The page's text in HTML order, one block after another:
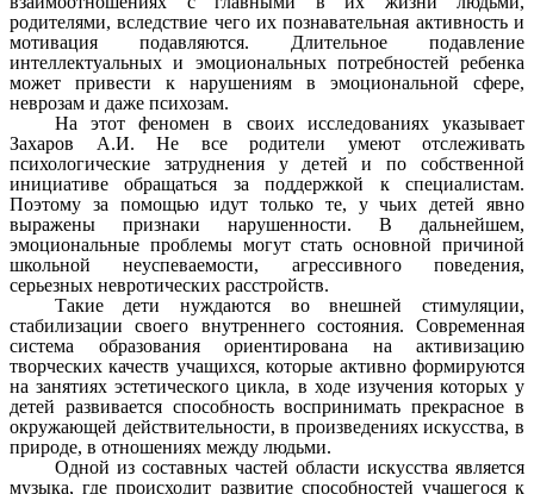
родителями, вследствие чего их познавательная активность и
мотивация подавляются. Длительное подавление
интеллектуальных и эмоциональных потребностей ребенка
может привести к нарушениям в эмоциональной сфере,
неврозам и даже психозам.
На этот феномен в своих исследованиях указывает
Захаров А.И. Не все родители умеют отслеживать
психологические затруднения у детей и по собственной
инициативе обращаться за поддержкой к специалистам.
Поэтому за помощью идут только те, у чьих детей явно
выражены признаки нарушенности. В дальнейшем,
эмоциональные проблемы могут стать основной причиной
школьной неуспеваемости, агрессивного поведения,
серьезных невротических расстройств.
Такие дети нуждаются во внешней стимуляции,
стабилизации своего внутреннего состояния. Современная
система образования ориентирована на активизацию
творческих качеств учащихся, которые активно формируются
на занятиях эстетического цикла, в ходе изучения которых у
детей развивается способность воспринимать прекрасное в
окружающей действительности, в произведениях искусства, в
природе, в отношениях между людьми.
Одной из составных частей области искусства является
музыка, где происходит развитие способностей учащегося к